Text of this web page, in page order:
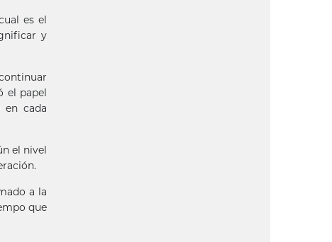
es el
y
el papel
en cada
el nivel
a la
que